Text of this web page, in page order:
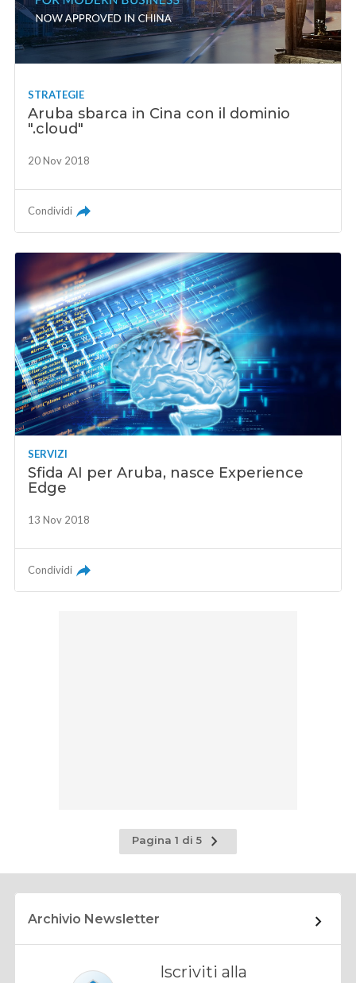
STRATEGIE
Aruba sbarca in Cina con il dominio
".cloud"
20 Nov 2018
Condividi
SERVIZI
Sfida AI per Aruba, nasce Experience
Edge
13 Nov 2018
Condividi
Pagina 1 di 5
Pagina
successiva
Archivio Newsletter
Iscriviti alla